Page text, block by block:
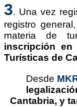
3. Una vez
registro
materia de
inscripción en
Turísticas de
Desde
Cantabria, y